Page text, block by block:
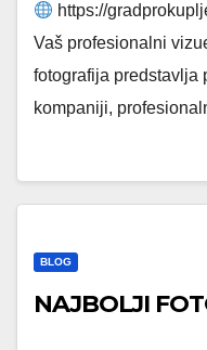
https://
Vaš profesionalni
fotografija predstavlja
kompaniji,
BLOG
NAJBOLJI